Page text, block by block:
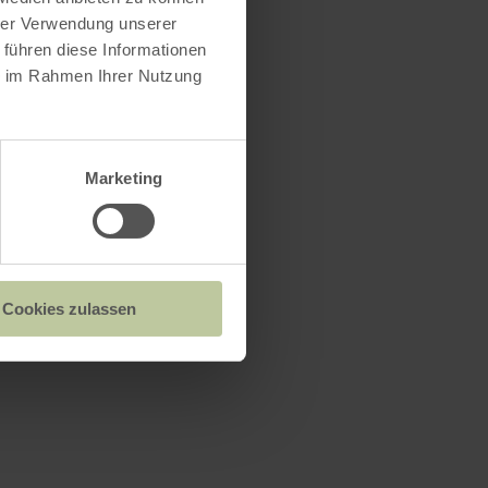
Verwendung unserer
diese Informationen
Rahmen Ihrer Nutzung
Marketing
Cookies zulassen